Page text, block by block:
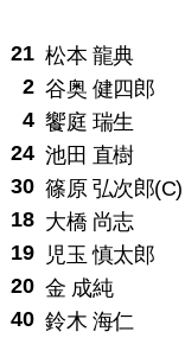
21 松本 龍典
2 谷奥 健四郎
4 饗庭 瑞生
24 池田 直樹
30 篠原 弘次郎(C)
18 大橋 尚志
19
児玉 慎太郎
20 金 成純
40 鈴木 海仁